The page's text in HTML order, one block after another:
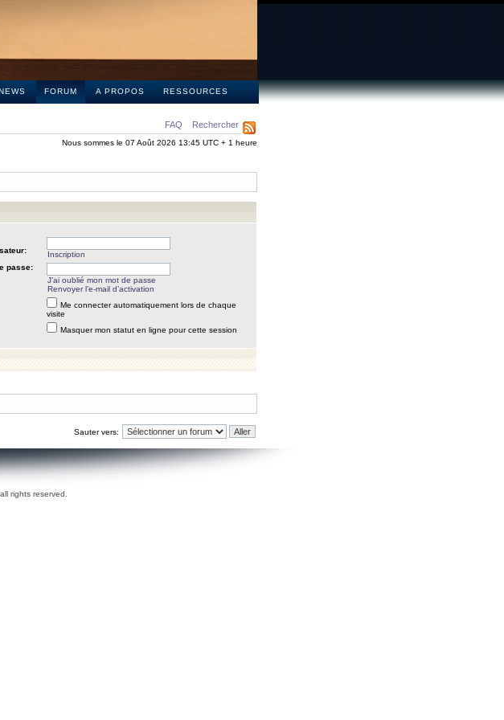
FORUM A PROPOS RESSOURCES
FAQ Rechercher
Nous sommes le 07 Août 2026 13:45 UTC + 1 heure
Inscription
passe:
J’ai oublié mon mot de passe
Renvoyer l’e-mail d’activation
Me connecter automatiquement lors de chaque
visite
Masquer mon statut en ligne pour cette session
Sauter vers:
rights reserved.